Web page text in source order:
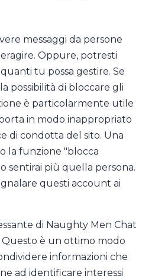
messaggi da persone
Oppure, potresti
tu possa gestire. Se
possibilità di bloccare gli
è particolarmente utile
in modo inappropriato
di condotta del sito. Una
la funzione "blocca
sentirai più quella persona.
questi account ai
di Naughty Men Chat
è un ottimo modo
informazioni che
ad identificare interessi